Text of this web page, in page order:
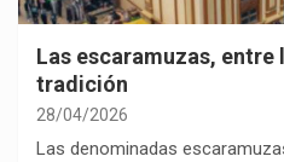
Las escaramuzas,
tradición
28/04/2026
Las denominadas